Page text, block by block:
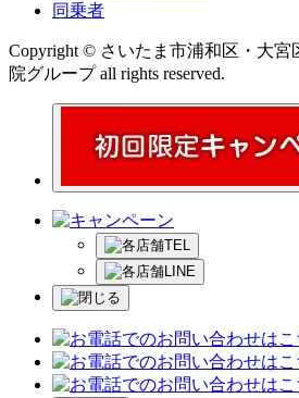
同乗者
Copyright © さいたま市浦和区・大宮
院グループ all rights reserved.